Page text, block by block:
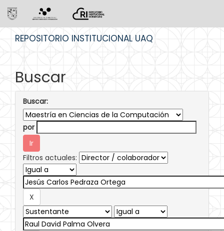
REPOSITORIO INSTITUCIONAL UAQ
Buscar
Buscar:
por
Filtros actuales: